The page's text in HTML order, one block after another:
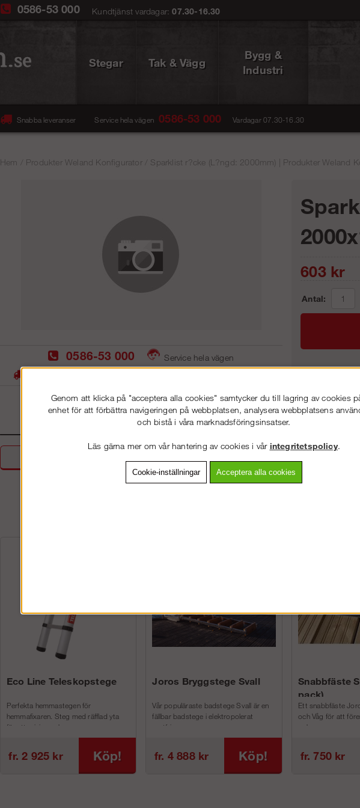
0586-53 000 Kundtjänst vardagar:07.30-16.30
Stegar Tak & Vägg
Bygg &
Industri
Snabba leveranser Service hela vägen 0586-53 000 Vardagar 07.30-16.30
Hem Produkter Weland Konfigurator/ Sparklist r?cke (L?ngd: 2000mm) | Produkter Weland
0586-53 000
Service hela vägen
603kr
Antal:
Artnr:
Detaljerad info
Eco Line Teleskopstege
Perfekta hemmastegen för
hemmafixaren. Steg med räfflad yta
för att minimera h...
fr. 2 925 kr Köp!
Joros Bryggstege Svall
Vår populäraste badstege Svall är en
fällbar badstege i elektropolerat
rostfri...
fr. 4 888 kr Köp!
Snabbfäste
pack)
Ett snabbfäste
och Våg för att
och m...
fr. 750 kr
Genom att klicka på "acceptera alla cookies" samtycker du till lagring av cookies
enhet för att förbättra navigeringen på webbplatsen, analysera webbplatsens
och bistå i våra marknadsföringsinsatser.
Läs gärna mer om vår hantering av cookies i vår integritetspolicy.
Cookie-inställningar Acceptera alla cookies
VÄLKOMMEN TILL STEGPROFFSEN.SE